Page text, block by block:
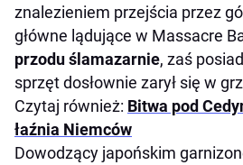
znalezieniem przejścia przez
główne lądujące w Massacre
przodu ślamazarnie, zaś
sprzęt dosłownie zarył się w
Czytaj również: Bitwa pod
łaźnia Niemców
Dowodzący japońskim